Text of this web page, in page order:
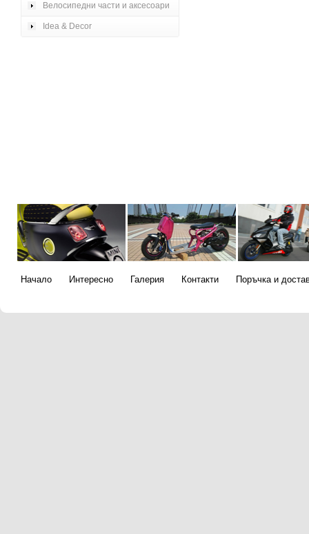
Велосипедни части и аксесоари
Idea & Decor
Начало Интересно Галерия Контакти Поръчка и